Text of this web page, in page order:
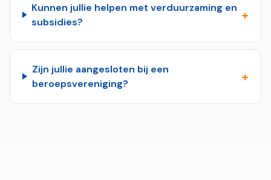
Kunnen jullie helpen met verduurzaming en
subsidies?
+
Zijn jullie aangesloten bij een
beroepsvereniging?
+